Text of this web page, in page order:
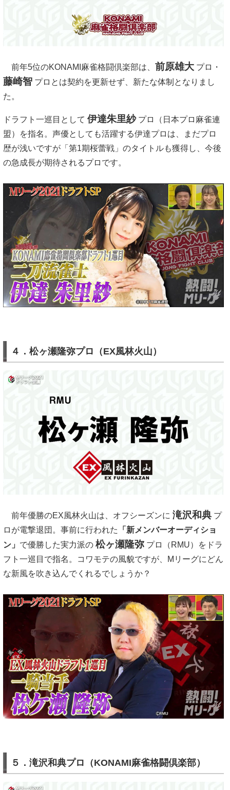
前年5位のKONAMI麻雀格闘倶楽部は、 前原雄大 プロ・
藤崎智 プロとは契約を更新せず、新たな体制となりまし
た。
ドラフト一巡目として 伊達朱里紗プロ（日本プロ麻雀連
盟）を指名。声優としても活躍する伊達プロは、まだプロ
歴が浅いですが「第1期桜蕾戦」のタイトルも獲得し、今後
の急成長が期待されるプロです。
４．松ヶ瀬隆弥プロ（EX風林火山）
前年優勝のEX風林火山は、オフシーズンに 滝沢和典 プ
ロが電撃退団。事前に行われた
「新メンバーオーディショ
ン」 で優勝した実力派の 松ヶ瀬隆弥 プロ（RMU）をドラ
フト一巡目で指名。コワモテの風貌ですが、Mリーグにどん
な新風を吹き込んでくれるでしょうか？
５．滝沢和典プロ（KONAMI麻雀格闘倶楽部）